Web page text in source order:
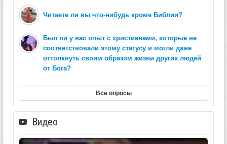
Читаете ли вы что-нибудь кроме Библии?
Был ли у вас опыт с христианами, которые не
соответствовали этому статусу и могли даже
оттолкнуть своим образом жизни других людей
от Бога?
Все опросы
Видео